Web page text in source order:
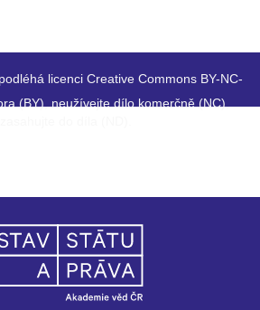
licenci Creative Commons BY-NC-
(BY), neužívejte dílo komerčně (NC),